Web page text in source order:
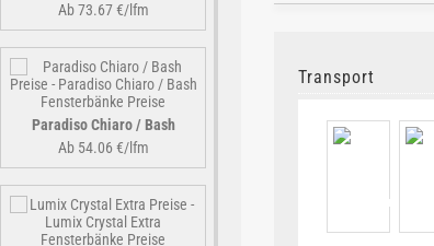
Ab 73.67 €/lfm
Paradiso Chiaro / Bash
Ab 54.06 €/lfm
Transport